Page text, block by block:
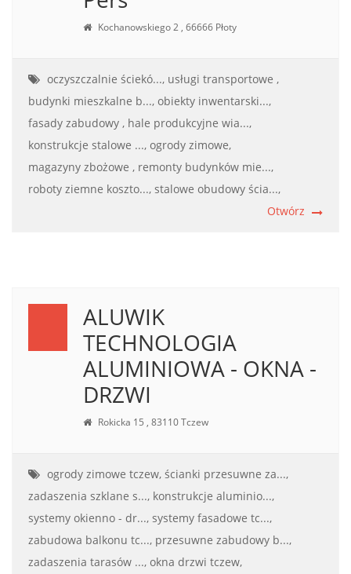
Kochanowskiego 2 , 66666 Płoty
oczyszczalnie ściekó..., usługi transportowe ,
budynki mieszkalne b..., obiekty inwentarski...,
fasady zabudowy , hale produkcyjne wia...,
konstrukcje stalowe ..., ogrody zimowe,
magazyny zbożowe , remonty budynków mie...,
roboty ziemne koszto..., stalowe obudowy ścia...,
Otwórz
ALUWIK
TECHNOLOGIA
ALUMINIOWA - OKNA -
DRZWI
Rokicka 15 , 83110 Tczew
ogrody zimowe tczew, ścianki przesuwne za...,
zadaszenia szklane s..., konstrukcje aluminio...,
systemy okienno - dr..., systemy fasadowe tc...,
zabudowa balkonu tc..., przesuwne zabudowy b...,
zadaszenia tarasów ..., okna drzwi tczew,